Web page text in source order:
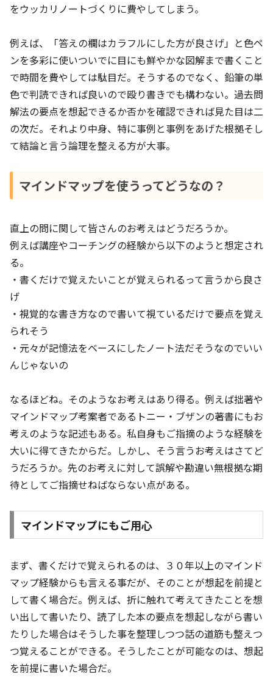
をウッカリノートづくりに費やしてしまう。
例えば、「答えの欄はカラフルにした方が良さげ」と色ペ
ンを多彩に使いついでに目にも鮮やかな図解まで書くこと
で時間を費やしては駄目だ。そうするのでなく、鉛筆の単
色で判読できれば良いので殴り書きでも構わない。過去問
解法の要点を想起できるか否かを確認できれば見た目は二
の次だ。それより中身、特に事例と事例をあげた根拠そし
て結論と言う論理を整える方が大事。
マインドマップを使うってどうなの？
直上の問に関して皆さんのお考えはどうだろうか。
例えば講座やコーチングの経験から以下のようと想定され
る。
・書くだけで覚えたいことが覚えられるって言うから良さ
げ
・視覚的な書き方なので書いて視ているだけで要点を覚え
られそう
・元々が記憶法をベースにしたノート法だそうなのでいい
んじゃないの
なるほどね。そのようなお考えはあり得る。例えば拙著や
マインドマップ考案者であるトニー・ブザンの著書にもお
考えのような記述もある。私自身もご指摘のような経験を
大いに得てきたからだ。しかし、そう言うお考えはさてど
うだろうか。先のお考えに対して誤解や勘違い無根拠な期
待としてご指摘せねばならない点がある。
マインドマップにもご用心
まず、書くだけで覚えられるのは、３０年以上のマインド
マップ経験からも言える事だが、そのことが想起を前提と
して書く場合だ。例えば、折に触れて考えてきたことを想
い出して書いたり、読了した本の要点を想起しながら書い
たりした場合はそうした事を整理しつつ話の道筋も整えつ
つ覚えることができる。そうしたことが可能なのは、想起
を前提に書いた場合だ。